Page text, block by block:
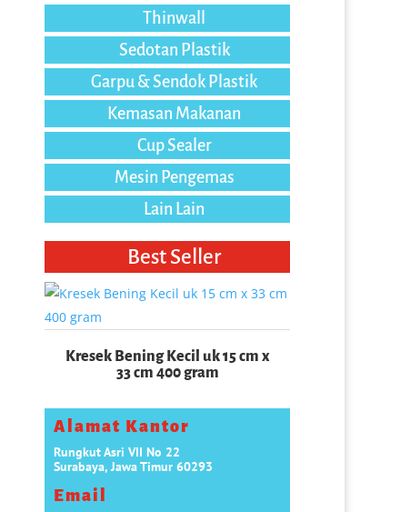
Thinwall
Sedotan Plastik
Garpu & Sendok Plastik
Kemasan Makanan
Cup Sealer
Mesin Pengemas
Lain Lain
Best Seller
Kresek Bening Kecil uk 15 cm x
33 cm 400 gram
Alamat Kantor
Rungkut Asri VII No 22
Surabaya, Jawa Timur 60293
Email